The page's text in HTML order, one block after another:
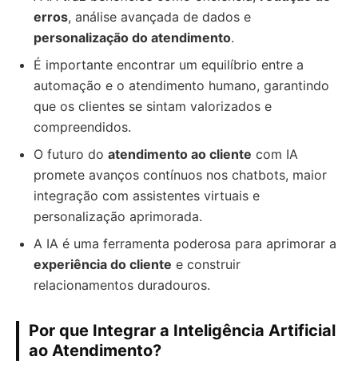
erros, análise avançada de dados e
personalização do atendimento.
É importante encontrar um equilíbrio entre a
automação e o atendimento humano, garantindo
que os clientes se sintam valorizados e
compreendidos.
O futuro do atendimento ao cliente com IA
promete avanços contínuos nos chatbots, maior
integração com assistentes virtuais e
personalização aprimorada.
A IA é uma ferramenta poderosa para aprimorar a
experiência do cliente e construir
relacionamentos duradouros.
Por que Integrar a Inteligência Artificial
ao Atendimento?